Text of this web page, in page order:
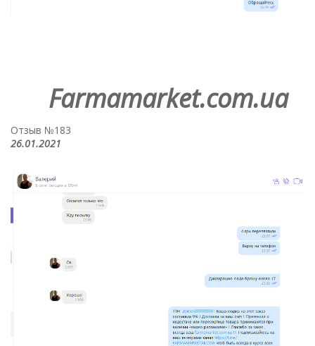
Farmamarket.com.ua
Отзыв №183
26.01.2021